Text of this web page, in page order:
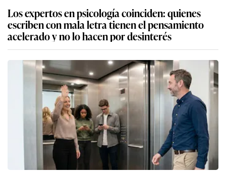
Los expertos en psicología coinciden: quienes
escriben con mala letra tienen el pensamiento
acelerado y no lo hacen por desinterés